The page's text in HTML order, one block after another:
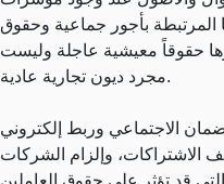
المرتبطة بأجور جماعية وحقوق
حقوقاً معيشية عاجلة وليست
مجرد ديون تجارية عادية.
الاجتماعي وربط إلكتروني
الاشتراكات، وإلزام الشركات